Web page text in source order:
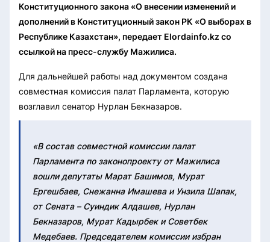
Конституционного закона «О внесении изменений и
дополнений в Конституционный закон РК «О выборах в
Республике Казахстан», передает Elordainfo.kz со
ссылкой на пресс-службу Мажилиса.
Для дальнейшей работы над документом создана
совместная комиссия палат Парламента, которую
возглавил сенатор Нурлан Бекназаров.
«В состав совместной комиссии палат
Парламента по законопроекту от Мажилиса
вошли депутаты Марат Башимов, Мурат
Ергешбаев, Снежанна Имашева и Унзила Шапак,
от Сената – Суиндик Алдашев, Нурлан
Бекназаров, Мурат Кадырбек и Советбек
Медебаев. Председателем комиссии избран